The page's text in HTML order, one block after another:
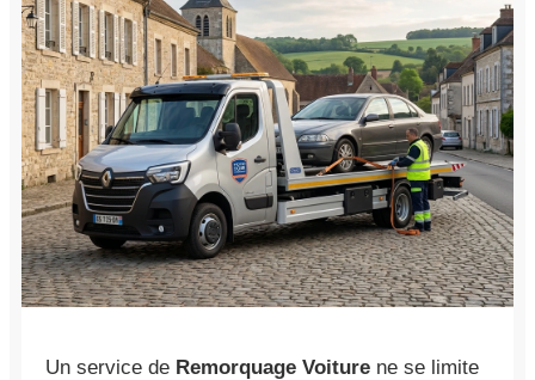
Un service de Remorquage Voiture ne se limite